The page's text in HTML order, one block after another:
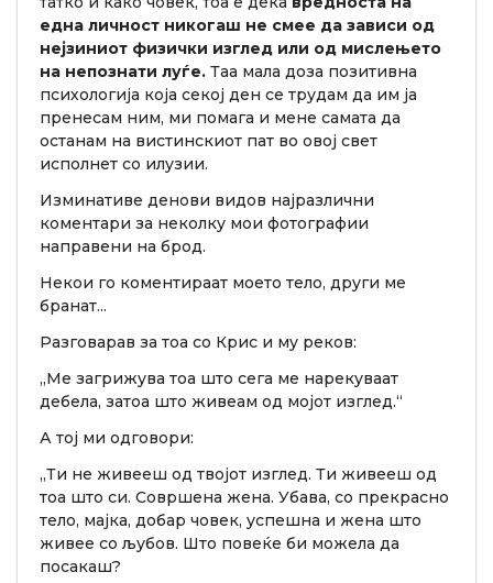
една личност никогаш не смее да зависи од
нејзиниот физички изглед или од мислењето
на непознати луѓе. Таа мала доза позитивна
психологија која секој ден се трудам да им ја
пренесам ним, ми помага и мене самата да
останам на вистинскиот пат во овој свет
исполнет со илузии.
Изминативе денови видов најразлични
коментари за неколку мои фотографии
направени на брод.
Некои го коментираат моето тело, други ме
бранат...
Разговарав за тоа со Крис и му реков:
„Ме загрижува тоа што сега ме нарекуваат
дебела, затоа што живеам од мојот изглед.“
А тој ми одговори:
„Ти не живееш од твојот изглед. Ти живееш од
тоа што си. Совршена жена. Убава, со прекрасно
тело, мајка, добар човек, успешна и жена што
живее со љубов. Што повеќе би можела да
посакаш?